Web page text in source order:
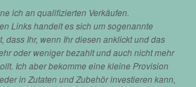
ich an qualifizierten Verkäufen.
Links handelt es sich um sogenannte
dass Ihr, wenn Ihr diesen anklickt und das
oder weniger bezahlt und auch nicht mehr
Ich aber bekomme eine kleine Provision
in Zutaten und Zubehör investieren kann,